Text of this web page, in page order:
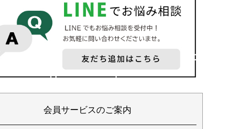
会員サービスのご案内